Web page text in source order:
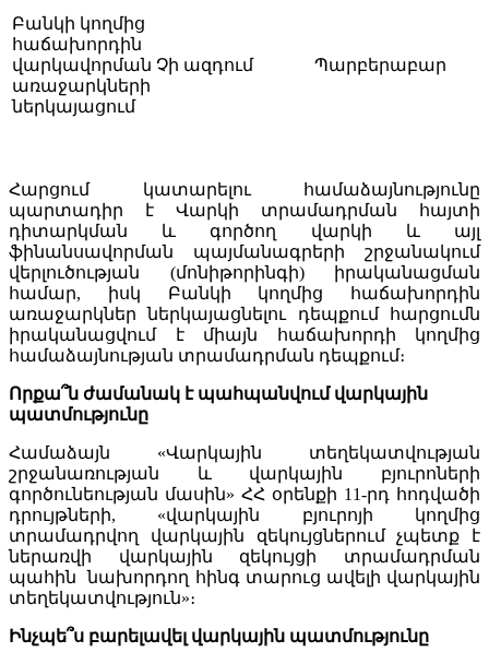
Բանկի կողմից
հաճախորդին
վարկավորման
առաջարկների
ներկայացում
Չի ազդում Պարբերաբար
Հարցում կատարելու համաձայնությունը
պարտադիր է Վարկի տրամադրման հայտի
դիտարկման և գործող վարկի և այլ
ֆինանսավորման պայմանագրերի շրջանակում
վերլուծության (մոնիթորինգի) իրականացման
համար, իսկ Բանկի կողմից հաճախորդին
առաջարկներ ներկայացնելու դեպքում հարցումն
իրականացվում է միայն հաճախորդի կողմից
համաձայնության տրամադրման դեպքում։
Որքա՞ն ժամանակ է պահպանվում վարկային
պատմությունը
Համաձայն «Վարկային տեղեկատվության
շրջանառության և վարկային բյուրոների
գործունեության մասին» ՀՀ օրենքի 11-րդ հոդվածի
դրույթների, «վարկային բյուրոյի կողմից
տրամադրվող վարկային զեկույցներում չպետք է
ներառվի վարկային զեկույցի տրամադրման
պահին նախորդող հինգ տարուց ավելի վարկային
տեղեկատվություն»։
Ինչպե՞ս բարելավել վարկային պատմությունը